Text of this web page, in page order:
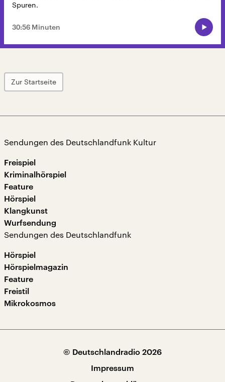
Spuren.
30:56 Minuten
Zur Startseite
Sendungen des Deutschlandfunk Kultur
Freispiel
Kriminalhörspiel
Feature
Hörspiel
Klangkunst
Wurfsendung
Sendungen des Deutschlandfunk
Hörspiel
Hörspielmagazin
Feature
Freistil
Mikrokosmos
© Deutschlandradio 2026
Impressum